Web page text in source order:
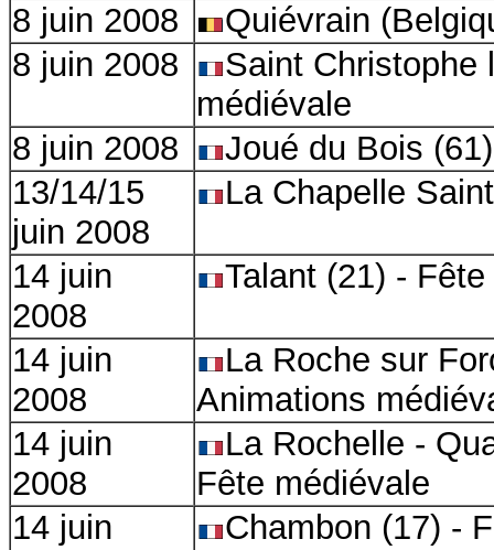
8 juin 2008
Quiévrain
8 juin 2008
Saint Christophe
médiévale
8 juin 2008
Joué du Bois
13/14/15
juin 2008
La Chapelle
14 juin
2008
Talant (21) -
14 juin
2008
La Roche sur
Animations
14 juin
2008
La Rochelle -
Fête médiévale
14 juin
Chambon (17) -